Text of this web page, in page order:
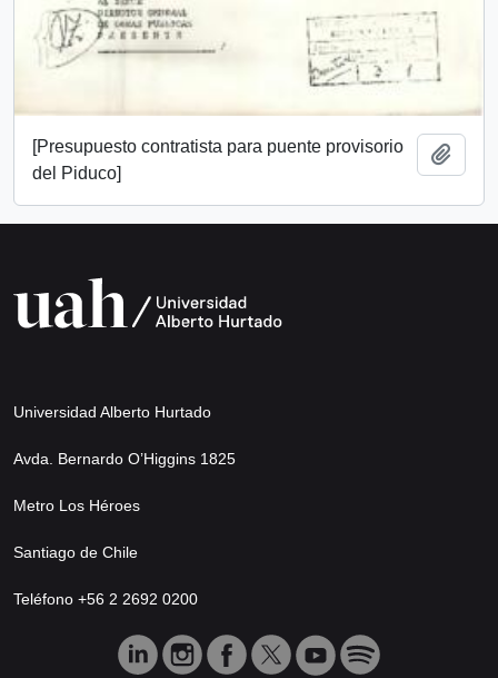
[Presupuesto contratista para puente provisorio
del Piduco]
Universidad Alberto Hurtado
Avda. Bernardo O’Higgins 1825
Metro Los Héroes
Santiago de Chile
Teléfono +56 2 2692 0200